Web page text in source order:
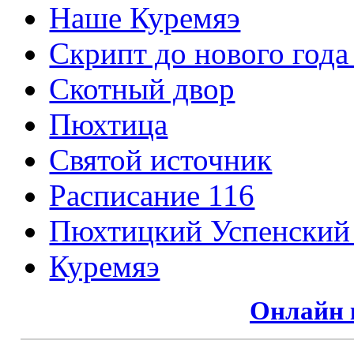
Наше Куремяэ
Скрипт до нового года
Cкотный двор
Пюхтица
Святой источник
Расписание 116
Пюхтицкий
Куремяэ
Онлайн